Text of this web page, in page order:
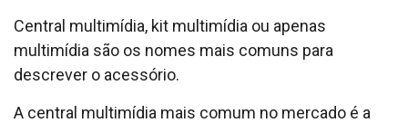
Central multimídia, kit multimídia ou apenas
multimídia são os nomes mais comuns para
descrever o acessório.
A central multimídia mais comum no mercado é a